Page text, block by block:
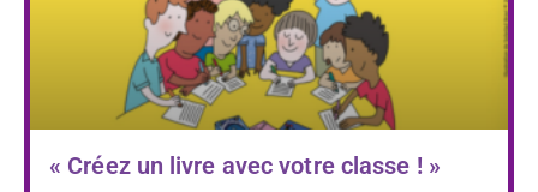
« Créez un livre avec votre classe ! »